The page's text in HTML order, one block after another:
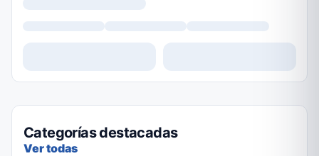
Categorías destacadas
Ver todas